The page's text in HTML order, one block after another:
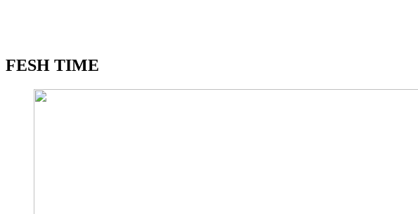
FESH TIME